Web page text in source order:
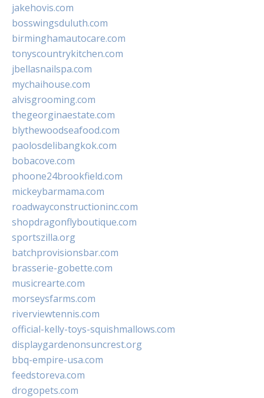
jakehovis.com
bosswingsduluth.com
birminghamautocare.com
tonyscountrykitchen.com
jbellasnailspa.com
mychaihouse.com
alvisgrooming.com
thegeorginaestate.com
blythewoodseafood.com
paolosdelibangkok.com
bobacove.com
phoone24brookfield.com
mickeybarmama.com
roadwayconstructioninc.com
shopdragonflyboutique.com
sportszilla.org
batchprovisionsbar.com
brasserie-gobette.com
musicrearte.com
morseysfarms.com
riverviewtennis.com
official-kelly-toys-squishmallows.com
displaygardenonsuncrest.org
bbq-empire-usa.com
feedstoreva.com
drogopets.com